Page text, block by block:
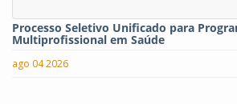
Processo Seletivo Unificado para
Multiprofissional em Saúde
ago 04 2026